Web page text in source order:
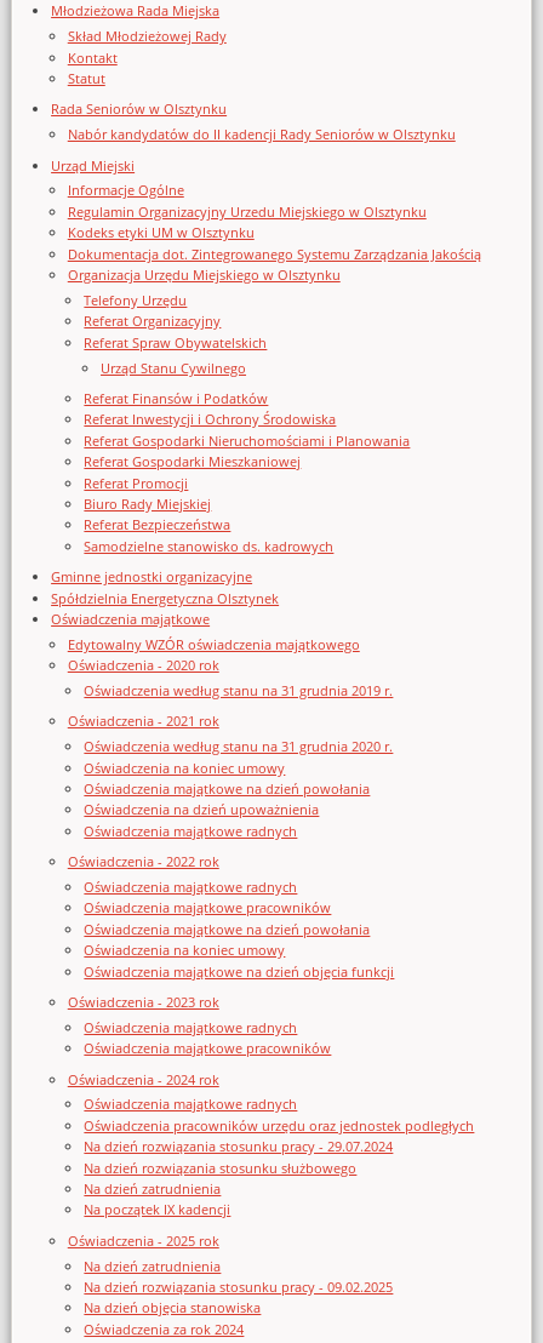
Młodzieżowa Rada Miejska
Skład Młodzieżowej Rady
Kontakt
Statut
Rada Seniorów w Olsztynku
Nabór kandydatów do II kadencji Rady Seniorów w Olsztynku
Urząd Miejski
Informacje Ogólne
Regulamin Organizacyjny Urzedu Miejskiego w Olsztynku
Kodeks etyki UM w Olsztynku
Dokumentacja dot. Zintegrowanego Systemu Zarządzania Jakością
Organizacja Urzędu Miejskiego w Olsztynku
Telefony Urzędu
Referat Organizacyjny
Referat Spraw Obywatelskich
Urząd Stanu Cywilnego
Referat Finansów i Podatków
Referat Inwestycji i Ochrony Środowiska
Referat Gospodarki Nieruchomościami i Planowania
Referat Gospodarki Mieszkaniowej
Referat Promocji
Biuro Rady Miejskiej
Referat Bezpieczeństwa
Samodzielne stanowisko ds. kadrowych
Gminne jednostki organizacyjne
Spółdzielnia Energetyczna Olsztynek
Oświadczenia majątkowe
Edytowalny WZÓR oświadczenia majątkowego
Oświadczenia - 2020 rok
Oświadczenia według stanu na 31 grudnia 2019 r.
Oświadczenia - 2021 rok
Oświadczenia według stanu na 31 grudnia 2020 r.
Oświadczenia na koniec umowy
Oświadczenia majątkowe na dzień powołania
Oświadczenia na dzień upoważnienia
Oświadczenia majątkowe radnych
Oświadczenia - 2022 rok
Oświadczenia majątkowe radnych
Oświadczenia majątkowe pracowników
Oświadczenia majątkowe na dzień powołania
Oświadczenia na koniec umowy
Oświadczenia majątkowe na dzień objęcia funkcji
Oświadczenia - 2023 rok
Oświadczenia majątkowe radnych
Oświadczenia majątkowe pracowników
Oświadczenia - 2024 rok
Oświadczenia majątkowe radnych
Oświadczenia pracowników urzędu oraz jednostek podległych
Na dzień rozwiązania stosunku pracy - 29.07.2024
Na dzień rozwiązania stosunku służbowego
Na dzień zatrudnienia
Na początek IX kadencji
Oświadczenia - 2025 rok
Na dzień zatrudnienia
Na dzień rozwiązania stosunku pracy - 09.02.2025
Na dzień objęcia stanowiska
Oświadczenia za rok 2024